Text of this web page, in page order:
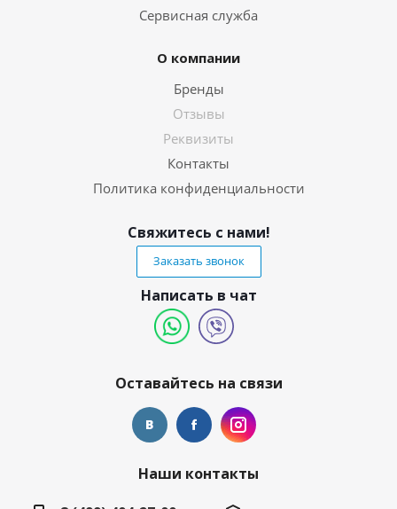
Сервисная служба
О компании
Бренды
Отзывы
Реквизиты
Контакты
Политика конфиденциальности
Свяжитесь с нами!
Заказать звонок
Написать в чат
Оставайтесь на связи
Наши контакты